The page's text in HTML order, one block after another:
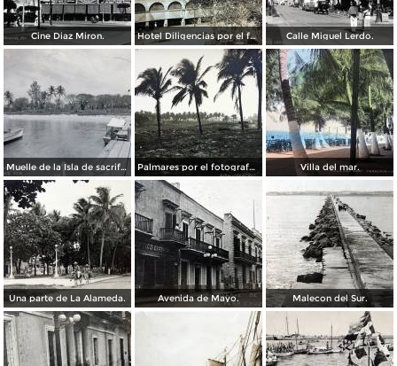
Cine Diaz Miron. Hotel Diligencias por el fotografo Walter E Hadsell. ( Circulada el 17 de Febrero de 1914 ). Calle Miguel Lerdo.
Muelle de la Isla de sacrificios. Palmares por el fotografo Hugo Brehme. Villa del mar.
Una parte de La Alameda. Avenida de Mayo. Malecon del Sur.